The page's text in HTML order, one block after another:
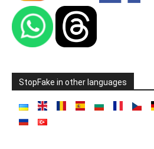
StopFake in other languages